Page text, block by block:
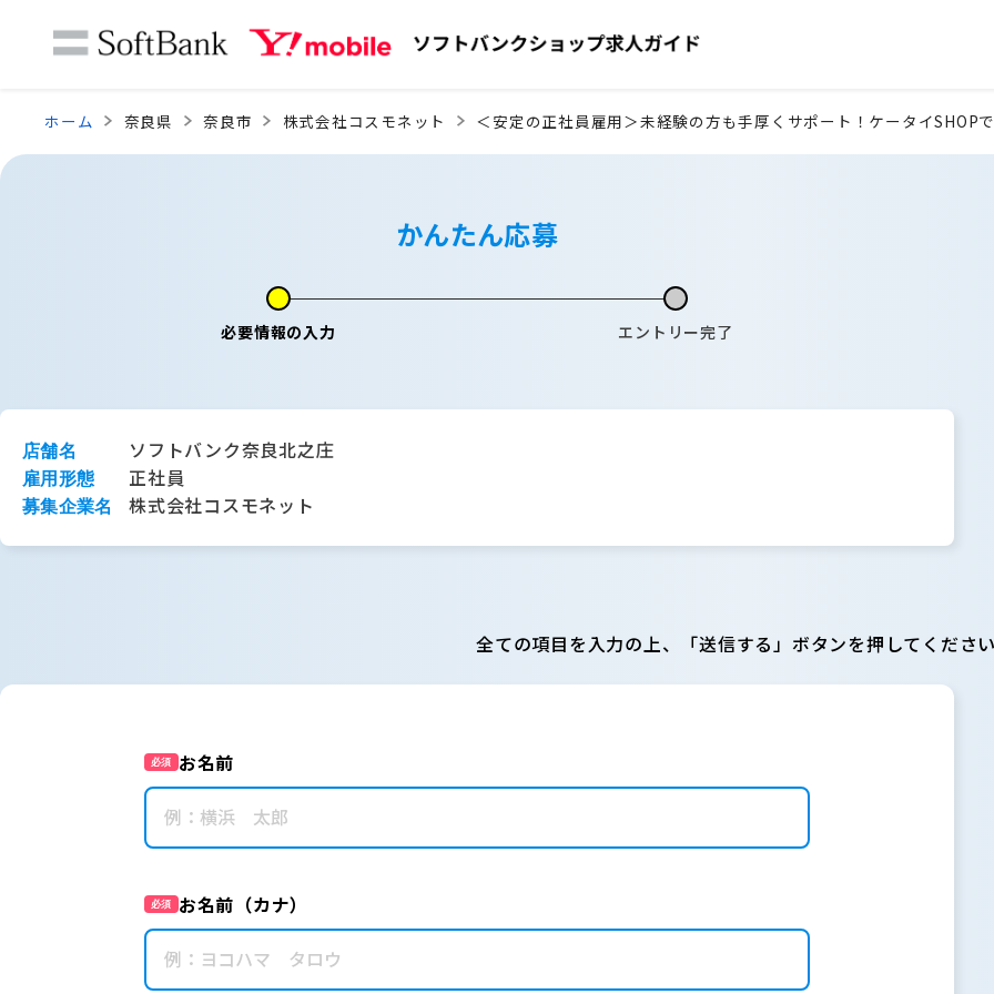
ホーム 奈良県 奈良市 株式会社コスモネット ＜安定の正社員雇用＞未経験の方も手厚くサポート！ケータイSHOP
かんたん応募
必要情報の入力 エントリー完了
店舗名 ソフトバンク奈良北之庄
雇用形態 正社員
募集企業名 株式会社コスモネット
全ての項目を入力の上、「送信する」ボタンを押してくださ
必須 お名前
必須 お名前（カナ）